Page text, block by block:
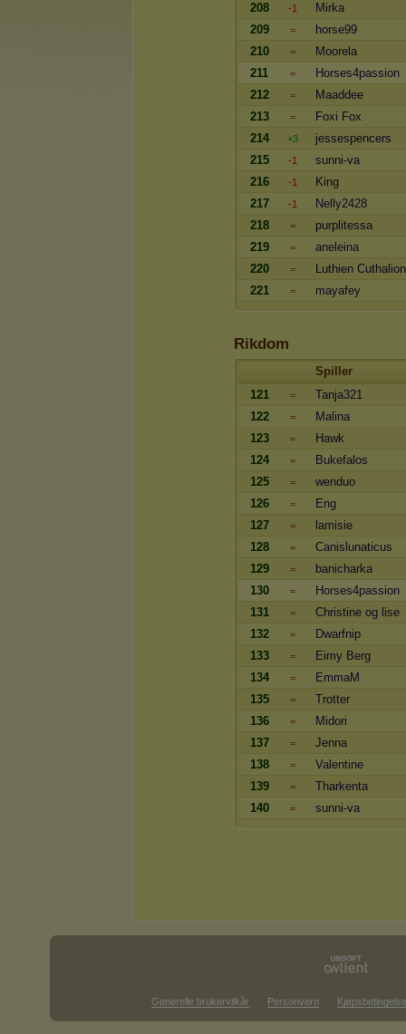
208
-1
Mirka
209
=
horse99
210
=
Moorela
211
=
Horses4passion
212
=
Maaddee
213
=
Foxi Fox
214
+3
jessespencers
215
-1
sunni-va
216
-1
King
217
-1
Nelly2428
218
=
purplitessa
219
=
aneleina
220
=
Luthien Cuthalion
221
= mayafey
Rikdom
Spiller
121
=
Tanja321
122
=
Malina
123
=
Hawk
124
=
Bukefalos
125
=
wenduo
126
=
Eng
127
=
lamisie
128
=
Canislunaticus
129
=
banicharka
130
=
Horses4passion
131
=
Christine og lise
132
=
Dwarfnip
133
=
Eimy Berg
134
=
EmmaM
135
=
Trotter
136
=
Midori
137
=
Jenna
138
=
Valentine
139
=
Tharkenta
140
= sunni-va
Generelle brukervilkår Personvern